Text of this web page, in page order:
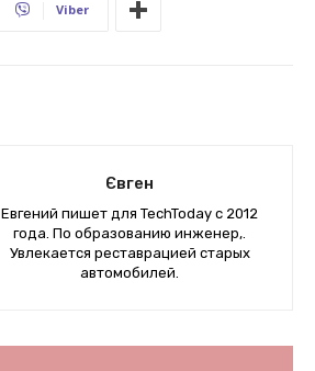
Viber
Євген
Евгений пишет для TechToday с 2012
года. По образованию инженер,.
Увлекается реставрацией старых
автомобилей.